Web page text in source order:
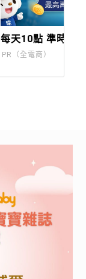
每天10點 準時搶
PR（全電商）